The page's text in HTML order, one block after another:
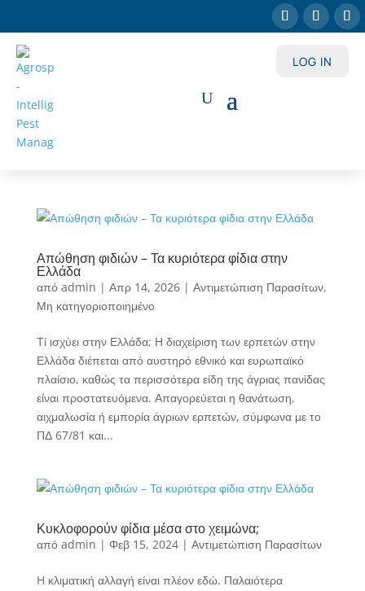
LOG IN
Απώθηση φιδιών – Τα κυριότερα φίδια στην
Ελλάδα
από admin | Απρ 14, 2026| Αντιμετώπιση Παρασίτων,
Μη κατηγοριοποιημένο
Τί ισχύει στην Ελλάδα; Η διαχείριση των ερπετών στην
Ελλάδα διέπεται από αυστηρό εθνικό και ευρωπαϊκό
πλαίσιο, καθώς τα περισσότερα είδη της άγριας πανίδας
είναι προστατευόμενα. Απαγορεύεται η θανάτωση,
αιχμαλωσία ή εμπορία άγριων ερπετών, σύμφωνα με το
ΠΔ 67/81 και...
Κυκλοφορούν φίδια μέσα στο χειμώνα;
από admin | Φεβ 15, 2024| Αντιμετώπιση Παρασίτων
H κλιματική αλλαγή είναι πλέον εδώ. Παλαιότερα